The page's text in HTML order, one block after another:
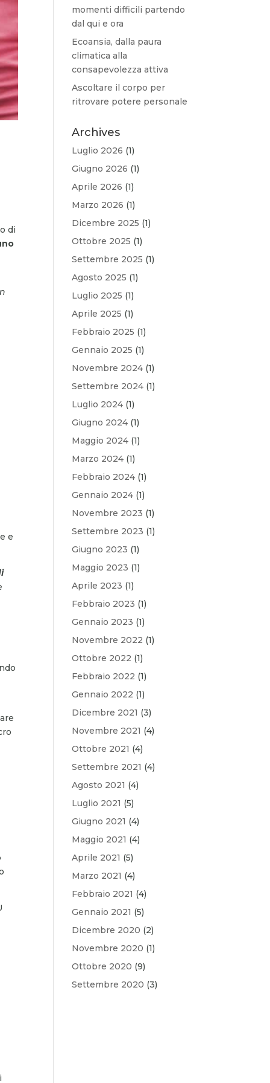
di
e
momenti difficili partendo
dal qui e ora
Ecoansia, dalla paura
climatica alla
consapevolezza attiva
Ascoltare il corpo per
ritrovare potere personale
Archives
Luglio 2026 (1)
Giugno 2026 (1)
Aprile 2026 (1)
Marzo 2026 (1)
Dicembre 2025 (1)
Ottobre 2025 (1)
Settembre 2025 (1)
Agosto 2025 (1)
Luglio 2025 (1)
Aprile 2025 (1)
Febbraio 2025 (1)
Gennaio 2025 (1)
Novembre 2024 (1)
Settembre 2024 (1)
Luglio 2024 (1)
Giugno 2024 (1)
Maggio 2024 (1)
Marzo 2024 (1)
Febbraio 2024 (1)
Gennaio 2024 (1)
Novembre 2023 (1)
Settembre 2023 (1)
Giugno 2023 (1)
Maggio 2023 (1)
Aprile 2023 (1)
Febbraio 2023 (1)
Gennaio 2023 (1)
Novembre 2022 (1)
Ottobre 2022 (1)
Febbraio 2022 (1)
Gennaio 2022 (1)
Dicembre 2021 (3)
Novembre 2021 (4)
Ottobre 2021 (4)
Settembre 2021 (4)
Agosto 2021 (4)
Luglio 2021 (5)
Giugno 2021 (4)
Maggio 2021 (4)
Aprile 2021 (5)
Marzo 2021 (4)
Febbraio 2021 (4)
Gennaio 2021 (5)
Dicembre 2020 (2)
Novembre 2020 (1)
Ottobre 2020 (9)
Settembre 2020 (3)